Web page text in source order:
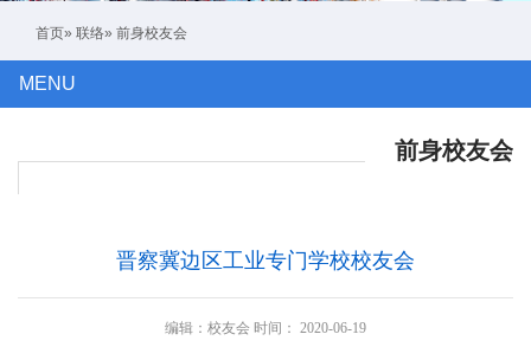
动
首页» 联络» 前身校友会
MENU
前身校友会
晋察冀边区工业专门学校校友会
编辑： 校友会 时间： 2020-06-19